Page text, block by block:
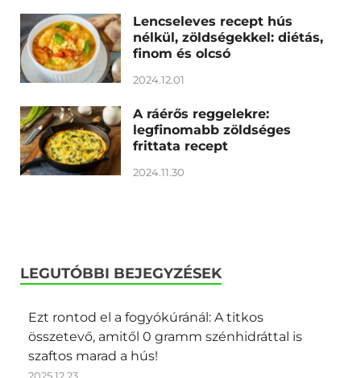
Lencseleves recept hús
nélkül, zöldségekkel: diétás,
finom és olcsó
2024.12.01
A ráérős reggelekre:
legfinomabb zöldséges
frittata recept
2024.11.30
LEGUTÓBBI BEJEGYZÉSEK
Ezt rontod el a fogyókúránál: A titkos
összetevő, amitől 0 gramm szénhidráttal is
szaftos marad a hús!